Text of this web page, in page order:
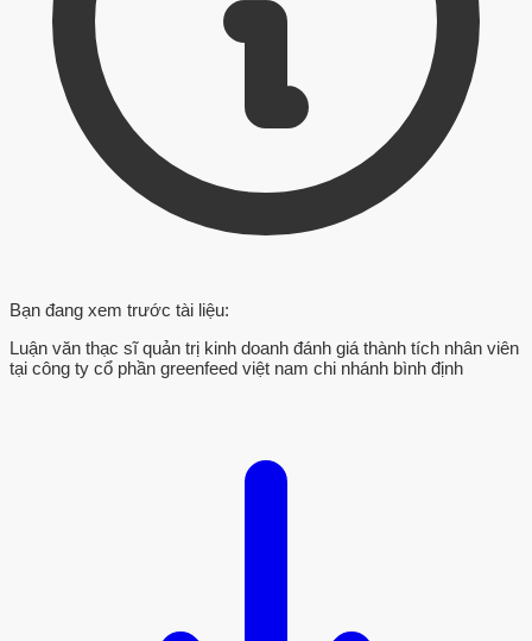
Bạn đang xem trước tài liệu:
Luận văn thạc sĩ quản trị kinh doanh đánh giá thành tích nhân viên
tại công ty cổ phần greenfeed việt nam chi nhánh bình định